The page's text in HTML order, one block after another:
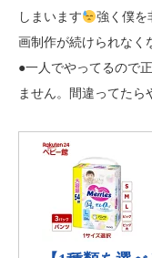
しまいます
強く僕を
画制作が続けられなく
●一人でやってるので
ません。間違ってたら